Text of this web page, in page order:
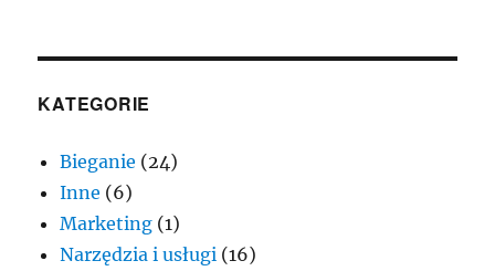
KATEGORIE
Bieganie (24)
Inne (6)
Marketing (1)
Narzędzia i usługi (16)